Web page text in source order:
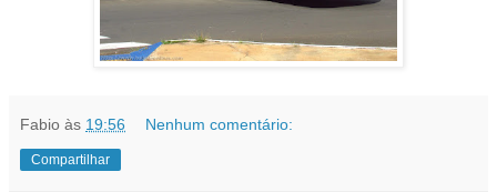
Fabio às 19:56 Nenhum comentário:
Compartilhar